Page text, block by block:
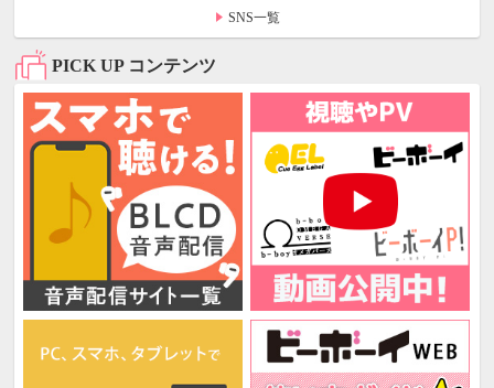
SNS一覧
PICK UP コンテンツ